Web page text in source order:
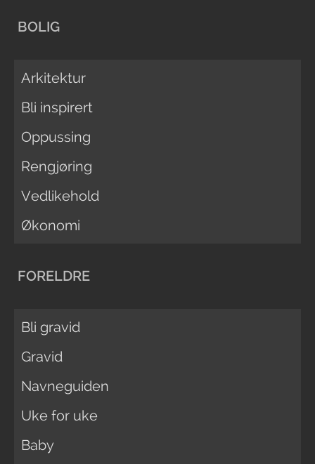
BOLIG
Arkitektur
Bli inspirert
Oppussing
Rengjøring
Vedlikehold
Økonomi
FORELDRE
Bli gravid
Gravid
Navneguiden
Uke for uke
Baby